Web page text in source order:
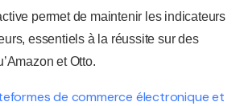
permet de maintenir les indicateurs
essentiels à la réussite sur des
et Otto.
de commerce électronique et